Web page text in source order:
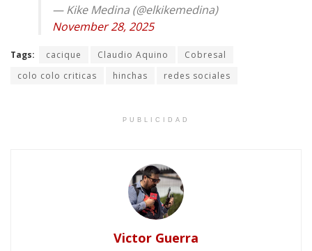
— Kike Medina (@elkikemedina)
November 28, 2025
Tags: cacique Claudio Aquino
Cobresal
colo colo criticas
hinchas redes sociales
PUBLICIDAD
Victor Guerra